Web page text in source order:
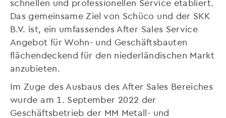
schnellen und professionellen Service etabliert.
Das gemeinsame Ziel von Schüco und der SKK
B.V. ist, ein umfassendes After Sales Service
Angebot für Wohn- und Geschäftsbauten
flächendeckend für den niederländischen Markt
anzubieten.
Im Zuge des Ausbaus des After Sales Bereiches
wurde am 1. September 2022 der
Geschäftsbetrieb der MM Metall- und